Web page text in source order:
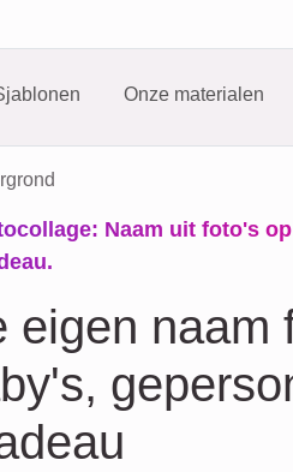
Onze materialen
Naam uit foto's
eigen naam